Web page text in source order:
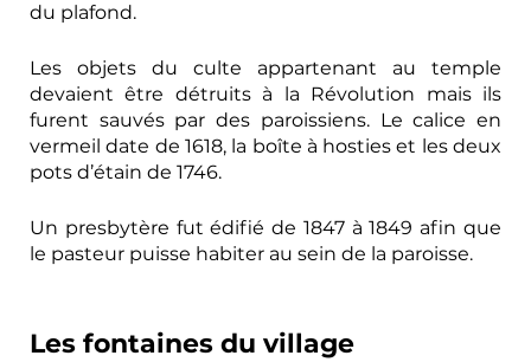
du plafond.
Les objets du culte appartenant au temple
devaient être détruits à la Révolution mais ils
furent sauvés par des paroissiens. Le calice en
vermeil date de 1618, la boîte à hosties et les deux
pots d’étain de 1746.
Un presbytère fut édifié de 1847 à 1849 afin que
le pasteur puisse habiter au sein de la paroisse.
Les fontaines du village